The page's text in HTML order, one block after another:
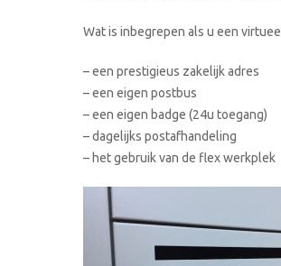
Wat is inbegrepen als u een
– een prestigieus zakelijk adres
– een eigen postbus
– een eigen badge (24u toegang)
– dagelijks postafhandeling
– het gebruik van de flex werkplek